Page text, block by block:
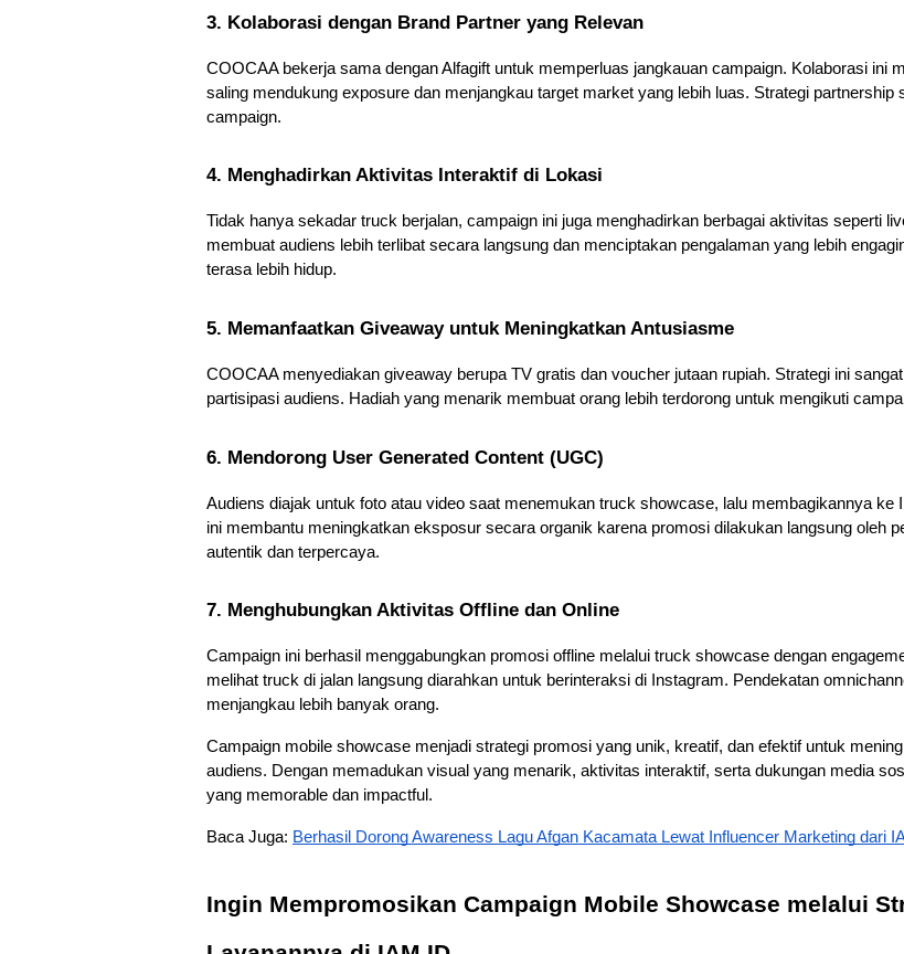
3. Kolaborasi dengan Brand Partner yang Relevan
COOCAA bekerja sama dengan Alfagift untuk memperluas jangkauan campaign. Kolaborasi ini
saling mendukung exposure dan menjangkau target market yang lebih luas. Strategi
campaign.
4. Menghadirkan Aktivitas Interaktif di Lokasi
Tidak hanya sekadar truck berjalan, campaign ini juga menghadirkan berbagai aktivitas seperti
membuat audiens lebih terlibat secara langsung dan menciptakan pengalaman yang lebih
terasa lebih hidup.
5. Memanfaatkan Giveaway untuk Meningkatkan Antusiasme
COOCAA menyediakan giveaway berupa TV gratis dan voucher jutaan rupiah. Strategi ini
partisipasi audiens. Hadiah yang menarik membuat orang lebih terdorong untuk mengikuti
6. Mendorong User Generated Content (UGC)
Audiens diajak untuk foto atau video saat menemukan truck showcase, lalu membagikannya
ini membantu meningkatkan eksposur secara organik karena promosi dilakukan langsung oleh
autentik dan terpercaya.
7. Menghubungkan Aktivitas Offline dan Online
Campaign ini berhasil menggabungkan promosi offline melalui truck showcase dengan
melihat truck di jalan langsung diarahkan untuk berinteraksi di Instagram. Pendekatan
menjangkau lebih banyak orang.
Campaign mobile showcase menjadi strategi promosi yang unik, kreatif, dan efektif untuk
audiens. Dengan memadukan visual yang menarik, aktivitas interaktif, serta dukungan media
yang memorable dan impactful.
Baca Juga: Berhasil Dorong Awareness Lagu Afgan Kacamata Lewat Influencer Marketing dari
Ingin Mempromosikan Campaign Mobile Showcase melalui